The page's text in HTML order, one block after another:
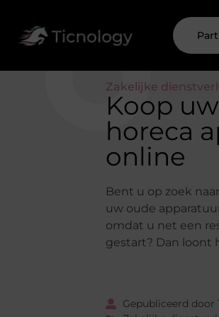
Zakelijke
Koop
horeca
online
Bent u op zoek
uw oude
omdat u net een
gestart? Dan loont
Gepubliceerd door